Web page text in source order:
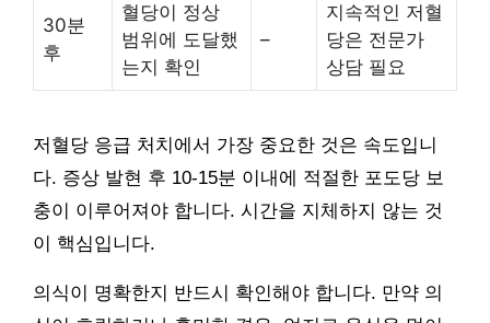
30분
후
혈당이 정상
범위에 도달했
는지 확인
–
지속적인 저혈
당은 전문가
상담 필요
저혈당 응급 처치에서 가장 중요한 것은 속도입니
다. 증상 발현 후 10-15분 이내에 적절한 포도당 보
충이 이루어져야 합니다. 시간을 지체하지 않는 것
이 핵심입니다.
의식이 명확한지 반드시 확인해야 합니다. 만약 의